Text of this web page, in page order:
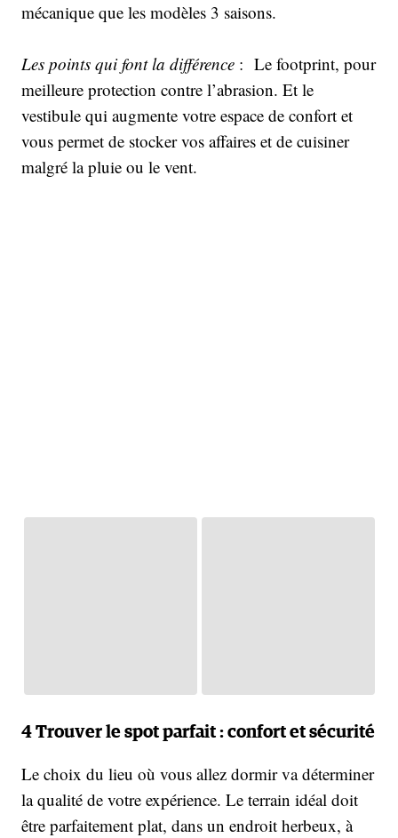
mécanique que les modèles 3 saisons.
Les points qui font la différence : Le footprint, pour
meilleure protection contre l’abrasion. Et le
vestibule qui augmente votre espace de confort et
vous permet de stocker vos affaires et de cuisiner
malgré la pluie ou le vent.
4 Trouver le spot parfait : confort et sécurité
Le choix du lieu où vous allez dormir va déterminer
la qualité de votre expérience. Le terrain idéal doit
être parfaitement plat, dans un endroit herbeux, à